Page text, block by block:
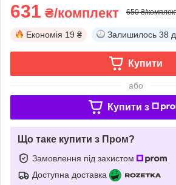
631 ₴/комплект 650 ₴/
Економія 19 ₴ Залишилось 38
Купити
або
Купити з
Що таке купити з Пром?
Замовлення під захистом
Доступна доставка